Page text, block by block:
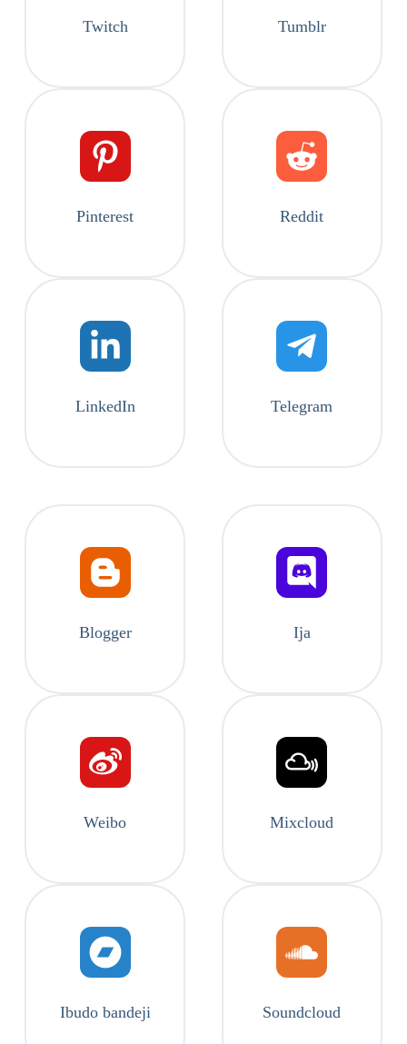
Twitch Tumblr
Pinterest Reddit
LinkedIn Telegram
Blogger Ija
Weibo Mixcloud
Ibudo bandeji Soundcloud